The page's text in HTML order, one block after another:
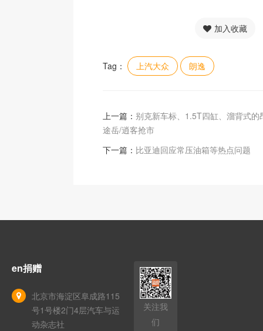
加入收藏
Tag： 上汽大众 朗逸
上一篇： 别克新车标、1.5T四缸、溜背式的
途岳/逍客抢市
下一篇： 比亚迪回应常压油箱等热点问题
en捐赠
北京市海淀区阜成路115
号1号楼2门4层汽车与运
动杂志社
关注我
们